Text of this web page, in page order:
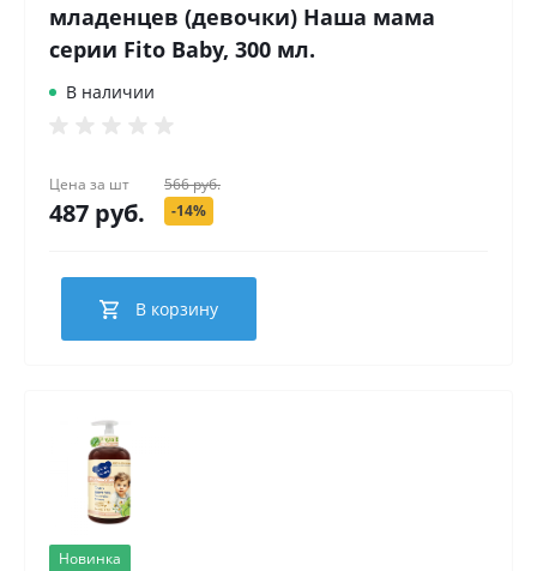
младенцев (девочки) Наша мама
серии Fito Baby, 300 мл.
В наличии
Цена за шт
487 руб.
566 руб.
-14%
В корзину
Новинка